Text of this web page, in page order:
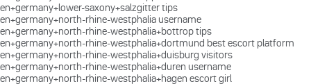
en+germany+lower-saxony+salzgitter tips
en+germany+north-rhine-westphalia username
en+germany+north-rhine-westphalia+bottrop tips
en+germany+north-rhine-westphalia+dortmund best escort platform
en+germany+north-rhine-westphalia+duisburg visitors
en+germany+north-rhine-westphalia+duren username
en+germany+north-rhine-westphalia+hagen escort girl